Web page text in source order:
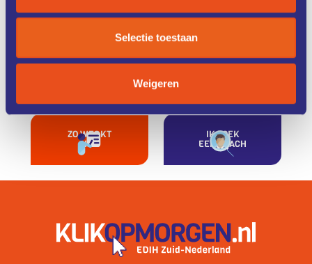
Selectie toestaan
Weigeren
DIENSTEN
STUDIES
KENNIS &
FONDSEN &
ZO WERKT
HET
IK ZOEK
EEN COACH